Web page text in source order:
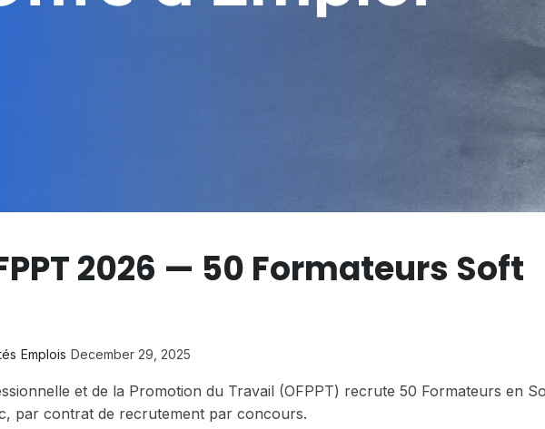
2026 — 50 Formateurs Soft
Emplois December 29, 2025
et de la Promotion du Travail (OFPPT) recrute 50 Formateurs en
par contrat de recrutement par concours.